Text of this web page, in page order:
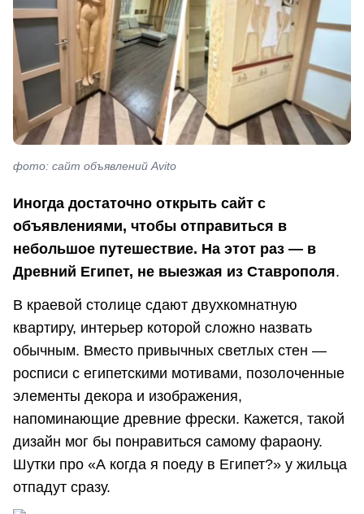
фото: сайт объявлений Avito
Иногда достаточно открыть сайт с
объявлениями, чтобы отправиться в
небольшое путешествие. На этот раз — в
Древний Египет, не выезжая из Ставрополя.
В краевой столице сдают двухкомнатную
квартиру, интерьер которой сложно назвать
обычным. Вместо привычных светлых стен —
росписи с египетскими мотивами, позолоченные
элементы декора и изображения,
напоминающие древние фрески. Кажется, такой
дизайн мог бы понравиться самому фараону.
Шутки про «А когда я поеду в Египет?» у жильца
отпадут сразу.